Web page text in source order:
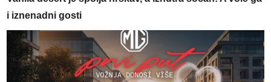
i iznenadni gosti